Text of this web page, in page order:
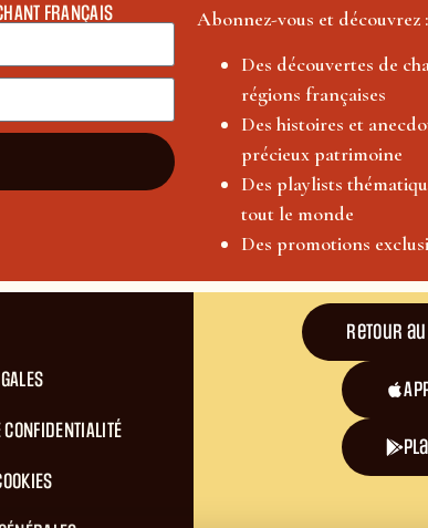
FRANÇAIS
Abonnez-vous et découvrez :
Des découvertes de
régions françaises
Des histoires et
précieux patrimoine
Des playlists
tout le monde
Des promotions
Retour